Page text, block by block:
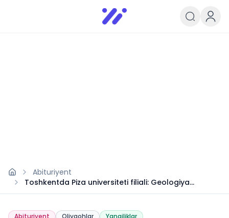
Infoedu
Ta&#039;lim xabarlari va
Abituriyent
Toshkentda Piza universiteti filiali: Geologiya
yo’nalishi
Abituriyent Oliygohlar Yangiliklar